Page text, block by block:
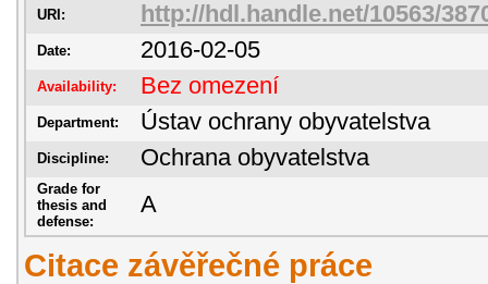
URI: http://hdl.handle.net/10563/
Date: 2016-02-05
Availability: Bez omezení
Department: Ústav ochrany obyvatelstva
Discipline: Ochrana obyvatelstva
Grade for
thesis and
defense:
A
Citace závěřečné práce